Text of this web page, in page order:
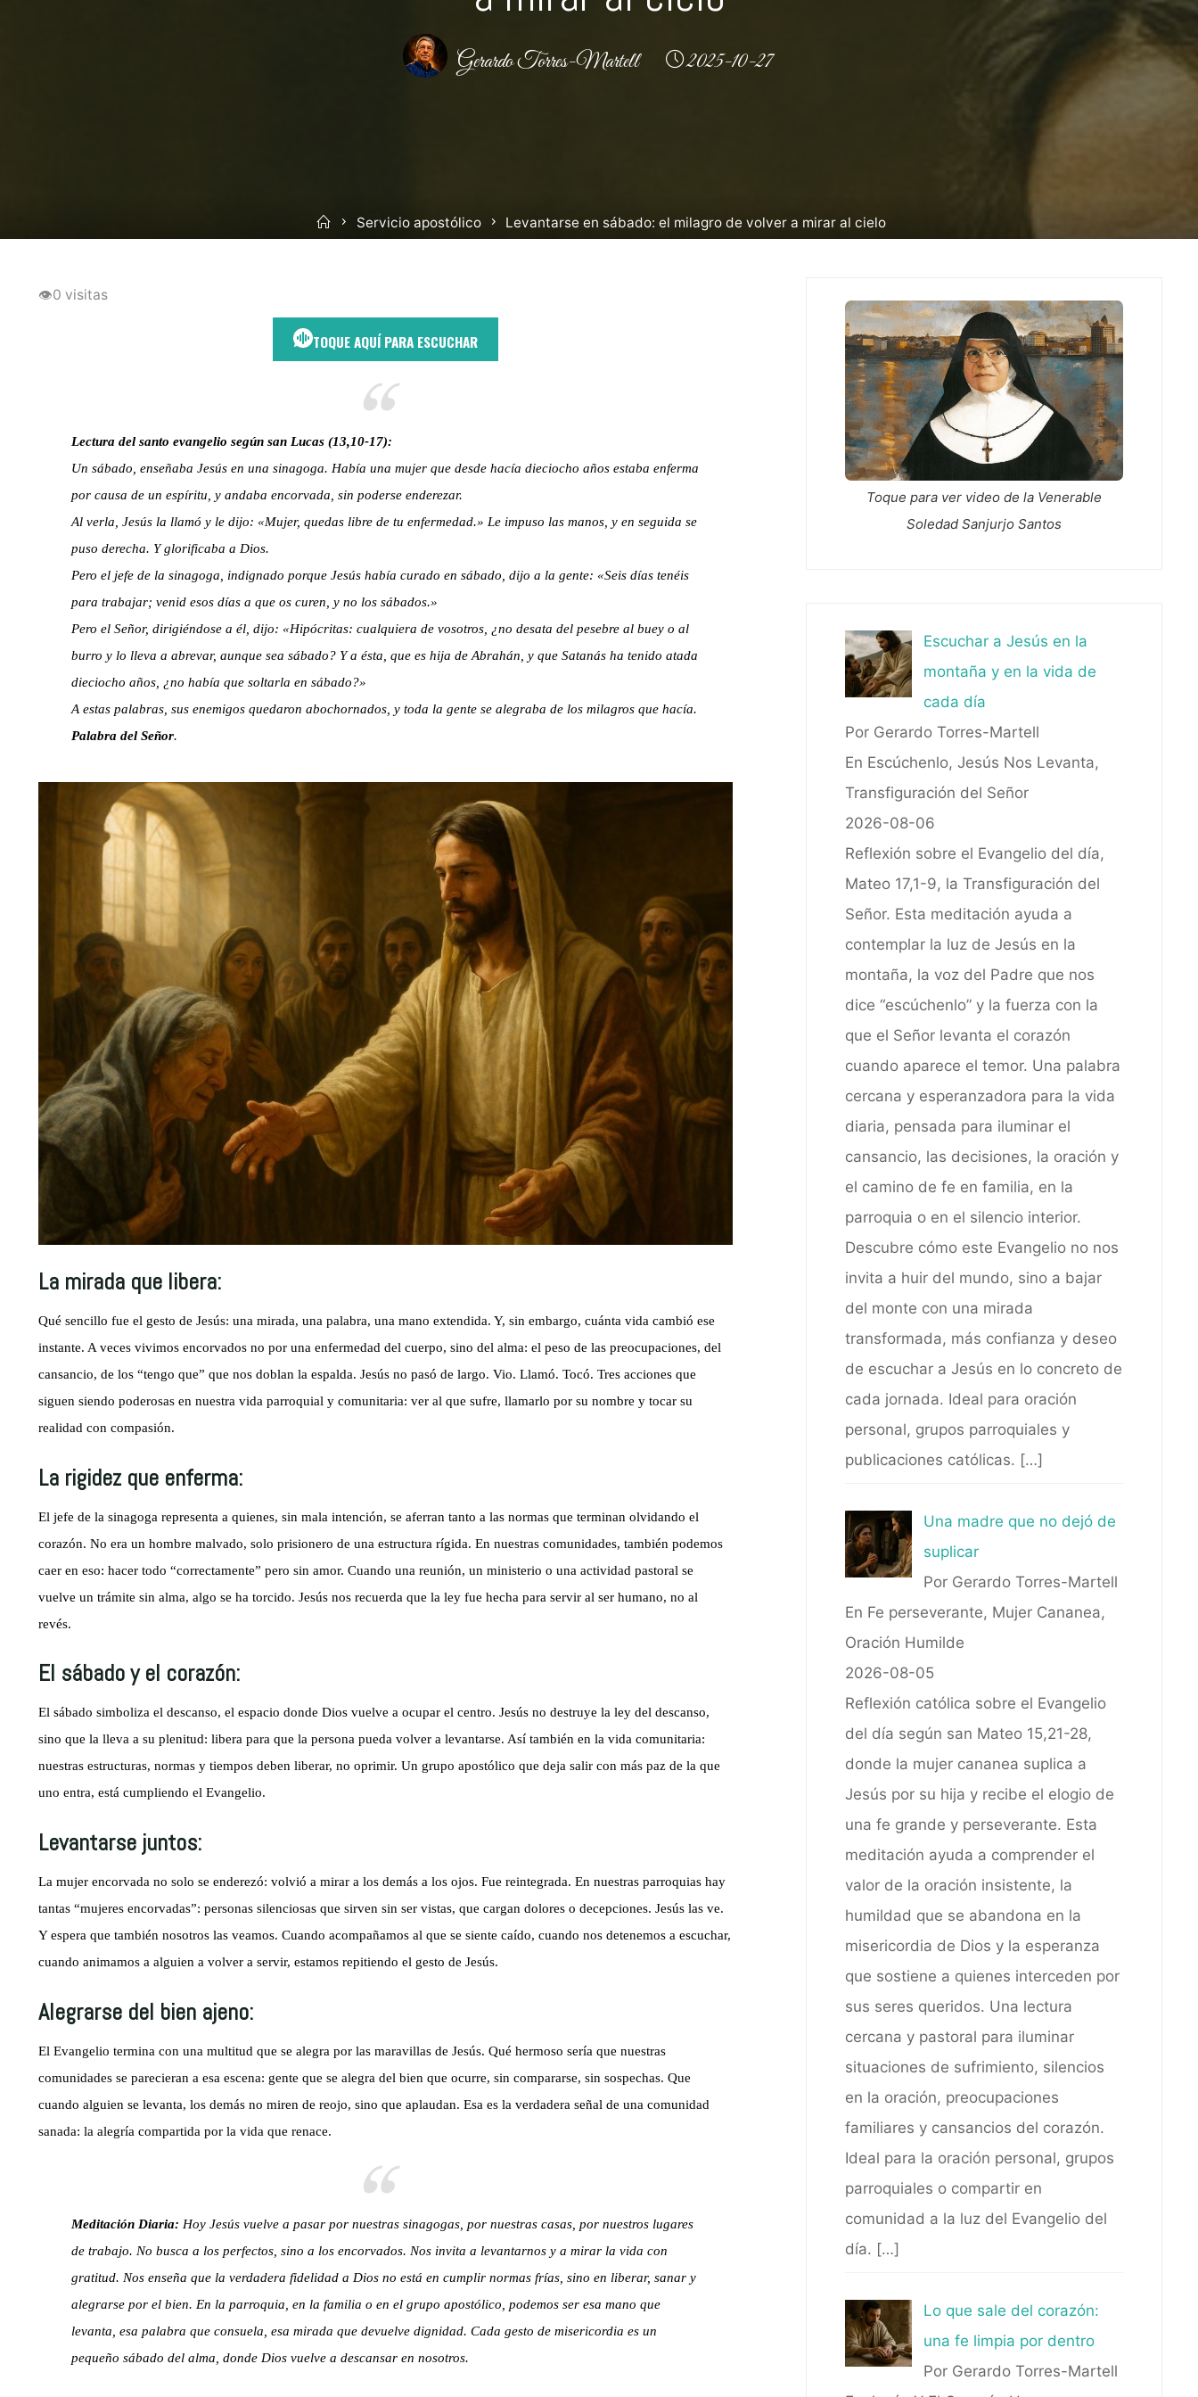
Gerardo Torres-Martell 2025-10-27
InicioServicio apostólico Levantarse en sábado: el milagro de volver a mirar al cielo
👁0 visitas
TOQUE AQUÍ PARA ESCUCHAR
Lectura del santo evangelio según san Lucas (13,10-17):
Un sábado, enseñaba Jesús en una sinagoga. Había una mujer que desde hacía dieciocho años estaba enferma
por causa de un espíritu, y andaba encorvada, sin poderse enderezar.
Al verla, Jesús la llamó y le dijo: «Mujer, quedas libre de tu enfermedad.» Le impuso las manos, y en seguida se
puso derecha. Y glorificaba a Dios.
Pero el jefe de la sinagoga, indignado porque Jesús había curado en sábado, dijo a la gente: «Seis días tenéis
para trabajar; venid esos días a que os curen, y no los sábados.»
Pero el Señor, dirigiéndose a él, dijo: «Hipócritas: cualquiera de vosotros, ¿no desata del pesebre al buey o al
burro y lo lleva a abrevar, aunque sea sábado? Y a ésta, que es hija de Abrahán, y que Satanás ha tenido atada
dieciocho años, ¿no había que soltarla en sábado?»
A estas palabras, sus enemigos quedaron abochornados, y toda la gente se alegraba de los milagros que hacía.
Palabra del Señor.
La mirada que libera:
Qué sencillo fue el gesto de Jesús: una mirada, una palabra, una mano extendida. Y, sin embargo, cuánta vida cambió ese
instante. A veces vivimos encorvados no por una enfermedad del cuerpo, sino del alma: el peso de las preocupaciones, del
cansancio, de los “tengo que” que nos doblan la espalda. Jesús no pasó de largo. Vio. Llamó. Tocó. Tres acciones que
siguen siendo poderosas en nuestra vida parroquial y comunitaria: ver al que sufre, llamarlo por su nombre y tocar su
realidad con compasión.
La rigidez que enferma:
El jefe de la sinagoga representa a quienes, sin mala intención, se aferran tanto a las normas que terminan olvidando el
corazón. No era un hombre malvado, solo prisionero de una estructura rígida. En nuestras comunidades, también podemos
caer en eso: hacer todo “correctamente” pero sin amor. Cuando una reunión, un ministerio o una actividad pastoral se
vuelve un trámite sin alma, algo se ha torcido. Jesús nos recuerda que la ley fue hecha para servir al ser humano, no al
revés.
El sábado y el corazón:
El sábado simboliza el descanso, el espacio donde Dios vuelve a ocupar el centro. Jesús no destruye la ley del descanso,
sino que la lleva a su plenitud: libera para que la persona pueda volver a levantarse. Así también en la vida comunitaria:
nuestras estructuras, normas y tiempos deben liberar, no oprimir. Un grupo apostólico que deja salir con más paz de la que
uno entra, está cumpliendo el Evangelio.
Levantarse juntos:
La mujer encorvada no solo se enderezó: volvió a mirar a los demás a los ojos. Fue reintegrada. En nuestras parroquias hay
tantas “mujeres encorvadas”: personas silenciosas que sirven sin ser vistas, que cargan dolores o decepciones. Jesús las ve.
Y espera que también nosotros las veamos. Cuando acompañamos al que se siente caído, cuando nos detenemos a escuchar,
cuando animamos a alguien a volver a servir, estamos repitiendo el gesto de Jesús.
Alegrarse del bien ajeno:
El Evangelio termina con una multitud que se alegra por las maravillas de Jesús. Qué hermoso sería que nuestras
comunidades se parecieran a esa escena: gente que se alegra del bien que ocurre, sin compararse, sin sospechas. Que
cuando alguien se levanta, los demás no miren de reojo, sino que aplaudan. Esa es la verdadera señal de una comunidad
sanada: la alegría compartida por la vida que renace.
Meditación Diaria: Hoy Jesús vuelve a pasar por nuestras sinagogas, por nuestras casas, por nuestros lugares
de trabajo. No busca a los perfectos, sino a los encorvados. Nos invita a levantarnos y a mirar la vida con
gratitud. Nos enseña que la verdadera fidelidad a Dios no está en cumplir normas frías, sino en liberar, sanar y
alegrarse por el bien. En la parroquia, en la familia o en el grupo apostólico, podemos ser esa mano que
levanta, esa palabra que consuela, esa mirada que devuelve dignidad. Cada gesto de misericordia es un
pequeño sábado del alma, donde Dios vuelve a descansar en nosotros.
Toque para ver video de la Venerable
Soledad Sanjurjo Santos
Escuchar a Jesús en la
montaña y en la vida de
cada día
Por Gerardo Torres-Martell
En Escúchenlo, Jesús Nos Levanta,
Transfiguración del Señor
2026-08-06
Reflexión sobre el Evangelio del día,
Mateo 17,1-9, la Transfiguración del
Señor. Esta meditación ayuda a
contemplar la luz de Jesús en la
montaña, la voz del Padre que nos
dice “escúchenlo” y la fuerza con la
que el Señor levanta el corazón
cuando aparece el temor. Una palabra
cercana y esperanzadora para la vida
diaria, pensada para iluminar el
cansancio, las decisiones, la oración y
el camino de fe en familia, en la
parroquia o en el silencio interior.
Descubre cómo este Evangelio no nos
invita a huir del mundo, sino a bajar
del monte con una mirada
transformada, más confianza y deseo
de escuchar a Jesús en lo concreto de
cada jornada. Ideal para oración
personal, grupos parroquiales y
publicaciones católicas. […]
Una madre que no dejó de
suplicar
Por Gerardo Torres-Martell
En Fe perseverante, Mujer Cananea,
Oración Humilde
2026-08-05
Reflexión católica sobre el Evangelio
del día según san Mateo 15,21-28,
donde la mujer cananea suplica a
Jesús por su hija y recibe el elogio de
una fe grande y perseverante. Esta
meditación ayuda a comprender el
valor de la oración insistente, la
humildad que se abandona en la
misericordia de Dios y la esperanza
que sostiene a quienes interceden por
sus seres queridos. Una lectura
cercana y pastoral para iluminar
situaciones de sufrimiento, silencios
en la oración, preocupaciones
familiares y cansancios del corazón.
Ideal para la oración personal, grupos
parroquiales o compartir en
comunidad a la luz del Evangelio del
día. […]
Lo que sale del corazón:
una fe limpia por dentro
Por Gerardo Torres-Martell